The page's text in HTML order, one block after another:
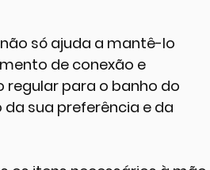
só ajuda a mantê-lo
de conexão e
regular para o banho do
sua preferência e da